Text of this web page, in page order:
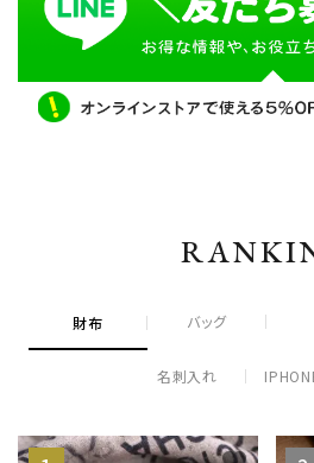
財布 バッグ
名刺入れ